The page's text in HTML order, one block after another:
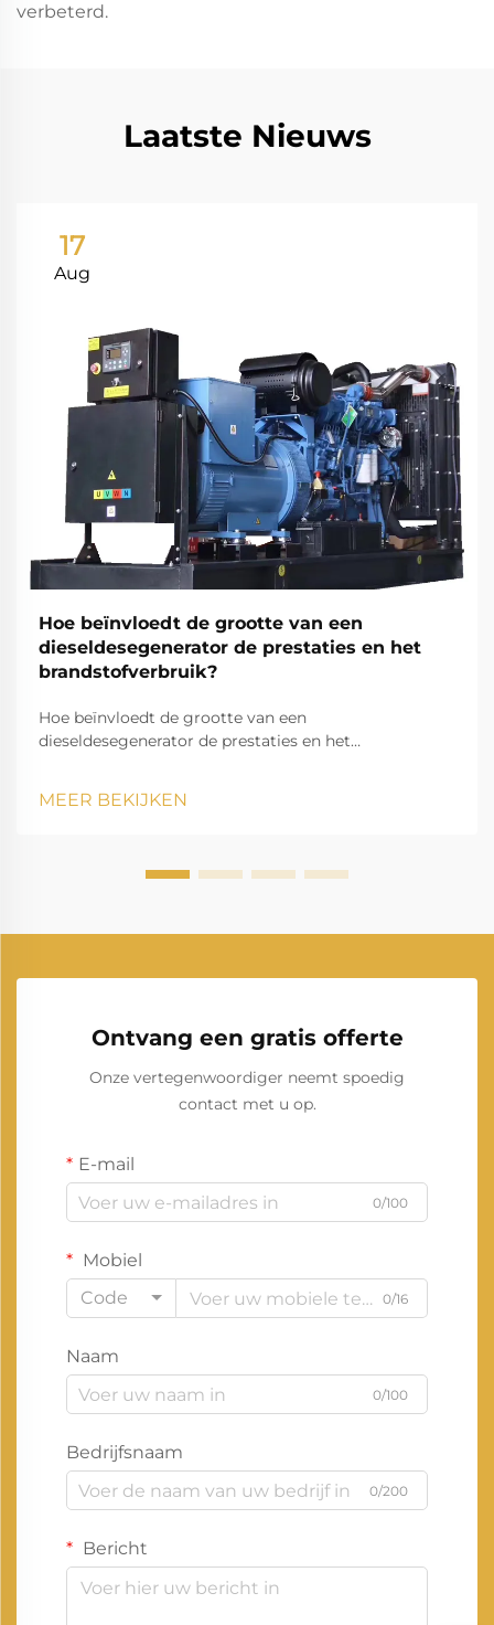
verbeterd.
Laatste Nieuws
17
Aug
Hoe beïnvloedt de grootte van een
dieseldesegenerator de prestaties en het
brandstofverbruik?
Hoe beïnvloedt de grootte van een
dieseldesegenerator de prestaties en het
moderne industrieën, woonomgevingen en
MEER BEKIJKEN
Ontvang een gratis offerte
Onze vertegenwoordiger neemt spoedig
contact met u op.
E-mail
0/100
Mobiel
Code
0/16
Naam
0/100
Bedrijfsnaam
0/200
Bericht